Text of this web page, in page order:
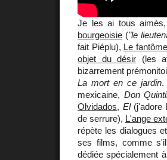
Je les ai tous
bourgeoisie ("le
fait Piéplu), Le
objet du désir (les
bizarrement
La mort en ce jardin
mexicaine, Don
Olvidados, El(j'adore
de serrure), L'ange
répète les dialogues
ses films, comme
dédiée spécialement